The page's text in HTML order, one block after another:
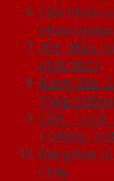
Cửa nhựa
nhựa
20+ Mẫu
nhất 2021
Bảng Báo
Thép
CỬA
THÁNG [7/
Bảng Báo
Cháy